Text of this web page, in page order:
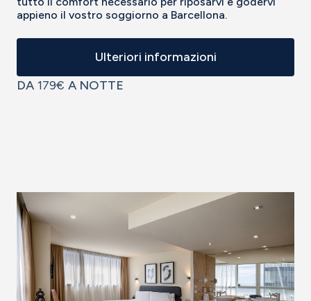
appieno il vostro soggiorno a Barcellona.
Ulteriori informazioni
DA 179€ A NOTTE